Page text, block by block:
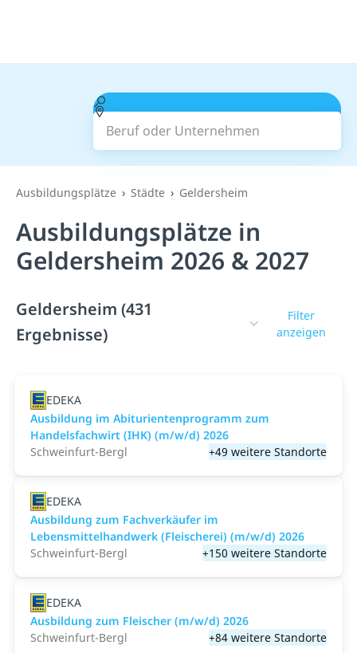
Beruf oder Unternehmen
Suchen
Ausbildungsplätze Städte Geldersheim
Ausbildungsplätze in
Geldersheim 2026 & 2027
Geldersheim (431
Ergebnisse)
Filter
anzeigen
EDEKA
Ausbildung im Abiturientenprogramm zum
Handelsfachwirt (IHK) (m/w/d) 2026
Schweinfurt-Bergl
+49 weitere Standorte
EDEKA
Ausbildung zum Fachverkäufer im
Lebensmittelhandwerk (Fleischerei) (m/w/d) 2026
Schweinfurt-Bergl
+150 weitere Standorte
EDEKA
Ausbildung zum Fleischer (m/w/d) 2026
Schweinfurt-Bergl
+84 weitere Standorte